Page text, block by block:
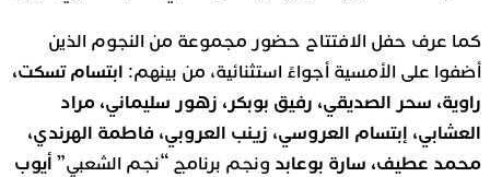
كما عرف حفل الافتتاح حضور مجموعة من النجوم الذين
أضفوا على الأمسية أجواءً استثنائية، من بينهم: ابتسام تسكت،
راوية، سحر الصديقي، رفيق بوبكر، زهور سليماني، مراد
العشابي، إبتسام العروسي، زينب العروبي، فاطمة الهرندي،
محمد عطيف، سارة بوعابد ونجم برنامج “نجم الشعبي” أيوب